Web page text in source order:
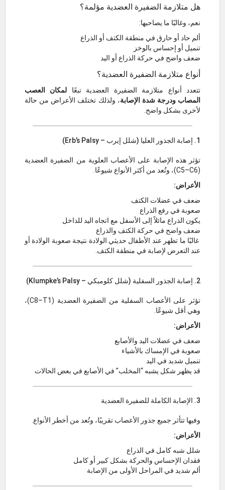
هل متلازمة الضفيرة العضدية مؤلمة؟
نعم، وغالبًا ما يصاحبها:
ألم حاد أو حارق في منطقة الكتف أو الذراع
تنميل أو إحساس بالوخز
ضعف واضح في حركة الذراع أو اليد
أنواع متلازمة الضفيرة العضدية؟
تتعدد أنواع متلازمة الضفيرة العضدية تبعًا لمكان العصب
المصاب ودرجة شدة الإصابة، ولذلك تختلف الأعراض من حالة
لأخرى بشكل واضح.
1. إصابة الجذور العليا (شلل إيرب – Erb’s Palsy)
تؤثر هذه الإصابة على الأعصاب العلوية من الضفيرة العضدية
(C5–C6)، وتُعد من أكثر الأنواع شيوعًا.
الأعراض:
ضعف في عضلات الكتف
صعوبة في رفع الذراع
يكون الذراع مائلاً إلى الأسفل مع اتجاه اليد للداخل
ضعف واضح في حركة الكتف والذراع
غالبًا ما تظهر عند الأطفال حديثي الولادة نتيجة صعوبة الولادة أو
عند التعرض لإصابة في منطقة الكتف.
2. إصابة الجذور السفلية (شلل كلومبكي – Klumpke’s Palsy)
تؤثر على الأعصاب السفلية من الضفيرة العضدية (C8–T1)،
وهي أقل شيوعًا.
الأعراض:
ضعف في عضلات اليد والأصابع
صعوبة في الإمساك بالأشياء
تنميل شديد في اليد
قد يظهر شكل يشبه “المخلب” في الأصابع في بعض الحالات
3. الإصابة الكاملة للضفيرة العضدية
وفيها تتأثر جميع جذور الأعصاب تقريبًا، وتُعد من أخطر الأنواع.
الأعراض:
شلل شبه كامل في الذراع
فقدان الإحساس والحركة بشكل كبير أو كامل
ألم شديد في المراحل الأولى من الإصابة